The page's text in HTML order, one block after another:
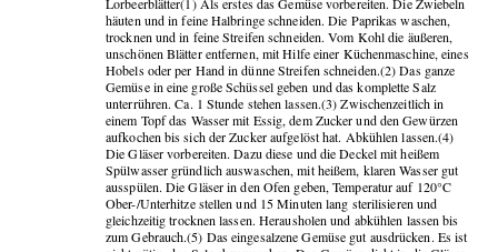
häuten und in feine Halbringe schneiden. Die Paprikas waschen,
trocknen und in feine Streifen schneiden. Vom Kohl die äußeren,
unschönen Blätter entfernen, mit Hilfe einer Küchenmaschine, eines
Hobels oder per Hand in dünne Streifen schneiden.(2) Das ganze
Gemüse in eine große Schüssel geben und das komplette Salz
unterrühren. Ca. 1 Stunde stehen lassen.(3) Zwischenzeitlich in
einem Topf das Wasser mit Essig, dem Zucker und den Gewürzen
aufkochen bis sich der Zucker aufgelöst hat. Abkühlen lassen.(4)
Die Gläser vorbereiten. Dazu diese und die Deckel mit heißem
Spülwasser gründlich auswaschen, mit heißem, klaren Wasser gut
ausspülen. Die Gläser in den Ofen geben, Temperatur auf 120°C
Ober-/Unterhitze stellen und 15 Minuten lang sterilisieren und
gleichzeitig trocknen lassen. Herausholen und abkühlen lassen bis
zum Gebrauch.(5) Das eingesalzene Gemüse gut ausdrücken. Es ist